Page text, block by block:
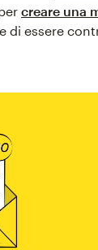
creare una
di essere